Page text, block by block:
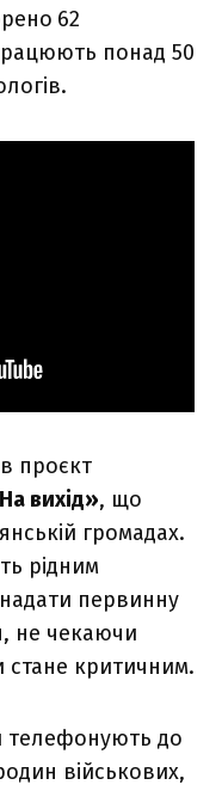
62
понад 50
проєкт
вихід», що
громадах.
рідним
первинну
не чекаючи
критичним.
телефонують до
військових,